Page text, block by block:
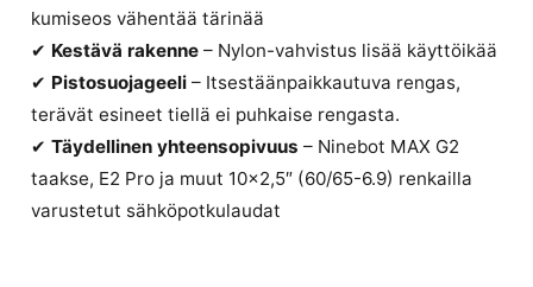
kumiseos vähentää tärinää
✔ Kestävä rakenne – Nylon-vahvistus lisää käyttöikää
✔ Pistosuojageeli – Itsestäänpaikkautuva rengas,
terävät esineet tiellä ei puhkaise rengasta.
✔ Täydellinen yhteensopivuus – Ninebot MAX G2
taakse, E2 Pro ja muut 10×2,5″ (60/65-6.9) renkailla
varustetut sähköpotkulaudat